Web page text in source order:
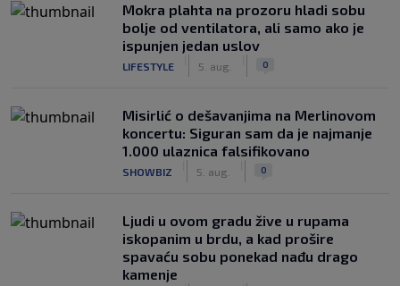
Mokra plahta na prozoru hladi sobu
bolje od ventilatora, ali samo ako je
ispunjen jedan uslov
LIFESTYLE 5. aug. 0
Misirlić o dešavanjima na Merlinovom
koncertu: Siguran sam da je najmanje
1.000 ulaznica falsifikovano
SHOWBIZ 5. aug. 0
Ljudi u ovom gradu žive u rupama
iskopanim u brdu, a kad prošire
spavaću sobu ponekad nađu drago
kamenje